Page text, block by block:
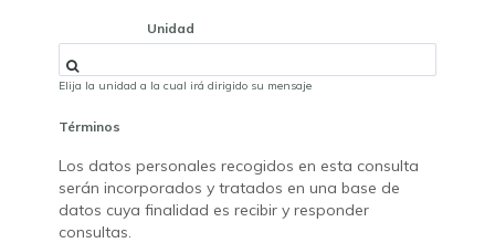
Unidad
Elija la unidad a la cual irá dirigido su mensaje
Términos
Los datos personales recogidos en esta consulta
serán incorporados y tratados en una base de
datos cuya finalidad es recibir y responder
consultas.